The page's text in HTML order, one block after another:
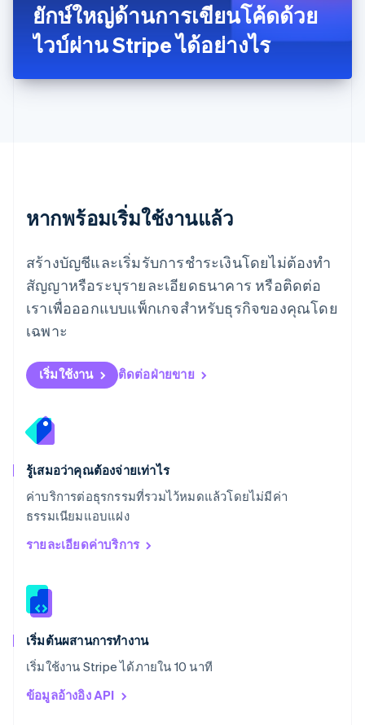
ยักษ์ใหญ่ด้านการเขียนโค้ดด้วย
ไวบ์ผ่าน Stripe ได้อย่างไร
หากพร้อมเริ่มใช้งานแล้ว
สร้างบัญชีและเริ่มรับการชำระเงินโดยไม่ต้องทำ
สัญญาหรือระบุรายละเอียดธนาคาร หรือติดต่อ
เราเพื่อออกแบบแพ็กเกจสำหรับธุรกิจของคุณโดย
เฉพาะ
เริ่มใช้งาน ติดต่อฝ่ายขาย
รู้เสมอว่าคุณต้องจ่ายเท่าไร
ค่าบริการต่อธุรกรรมที่รวมไว้หมดแล้วโดยไม่มีค่า
ธรรมเนียมแอบแฝง
รายละเอียดค่าบริการ
เริ่มต้นผสานการทำงาน
เริ่มใช้งาน Stripe ได้ภายใน 10 นาที
ข้อมูลอ้างอิง API
English 简体中文
เม็กซิโก
EspañolEnglish
ยิบรอลตาร์
เยอรมนี
English
ลิกเตนสไตน์
ลิทัวเนีย
English
สเปน
EspañolEnglish
English
EnglishItaliano
สวิตเซอร์แลนด์
สวีเดน
Svenska
EnglishEspañol简体中文
สหรัฐอาหรับเอมิเรตส์
English
สหราชอาณาจักร
English
สิงคโปร์
ออสเตรเลีย
English
DeutschEnglish
อิตาลี
ItalianoEnglish